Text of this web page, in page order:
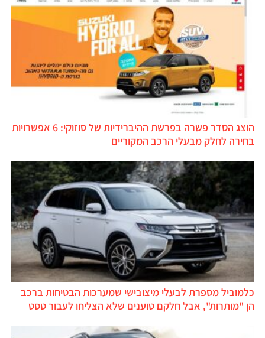
הוצג הסדר פשרה בפרשת ההיברידיות של סוזוקי: 6 אפשרויות
בחירה לחלק מבעלי הרכב המקוריים
כלמוביל מספרת לבעלי מיצובישי שמערכות הבטיחות ברכב
הן "מותרות", אבל חלקם טוענים שלא הצליחו לעבור טסט